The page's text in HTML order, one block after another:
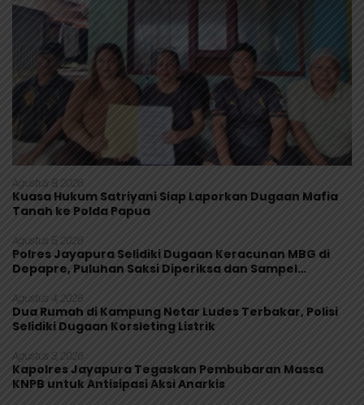
Agustus 8, 2026
Kuasa Hukum Satriyani Siap Laporkan Dugaan Mafia
Tanah ke Polda Papua
Agustus 5, 2026
Polres Jayapura Selidiki Dugaan Keracunan MBG di
Depapre, Puluhan Saksi Diperiksa dan Sampel
Agustus 4, 2026
Dua Rumah di Kampung Netar Ludes Terbakar, Polisi
Selidiki Dugaan Korsleting Listrik
Agustus 3, 2026
Kapolres Jayapura Tegaskan Pembubaran Massa
KNPB untuk Antisipasi Aksi Anarkis